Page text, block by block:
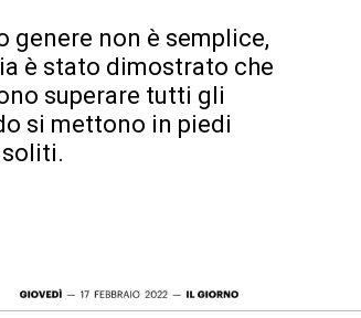
genere non è semplice,
è stato dimostrato che
superare tutti gli
si mettono in piedi